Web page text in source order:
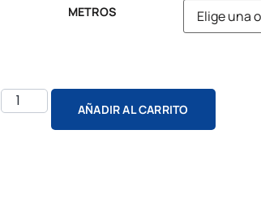
METROS
AÑADIR AL CARRITO